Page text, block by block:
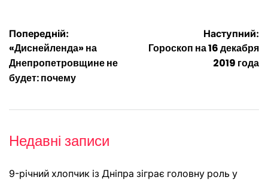
Навігація
записів
Попередній:
«Диснейленда» на
Днепропетровщине не
будет: почему
Наступний:
Гороскоп на 16 декабря
2019 года
Недавні записи
9-річний хлопчик із Дніпра зіграє головну роль у